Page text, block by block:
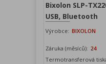
Bixolon SLP-
USB, Bluetooth
Výrobce: BIXOLON
Záruka (měsíců): 24
Termotransferová